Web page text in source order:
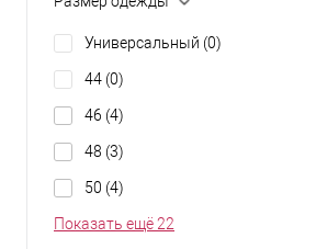
Универсальный (0)
44 (0)
46 (4)
48 (3)
50 (4)
Показать ещё 22